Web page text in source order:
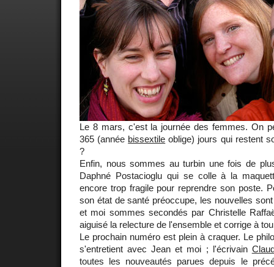
Le 8 mars, c'est la journée des femmes. On
365 (année bissextile oblige) jours qui restent
?
Enfin, nous sommes au turbin une fois de
Daphné Postacioglu qui se colle à la
encore trop fragile pour reprendre son poste.
son état de santé préoccupe, les nouvelles
et moi sommes secondés par Christelle
aiguisé la relecture de l'ensemble et corrige à
Le prochain numéro est plein à craquer. Le
s'entretient avec Jean et moi ; l'écrivain
toutes les nouveautés parues depuis le